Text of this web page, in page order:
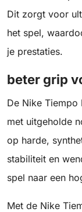
Dit zorgt voor
het spel,
je prestaties.
beter grip
De Nike
met uitgeholde
op harde,
stabiliteit en
spel naar een
Met de Nike